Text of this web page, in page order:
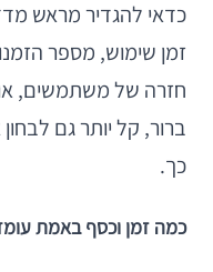
כדאי להגדיר מראש
זמן שימוש, מספר
ברור, קל יותר גם
כך.
כמה זמן וכסף באמת